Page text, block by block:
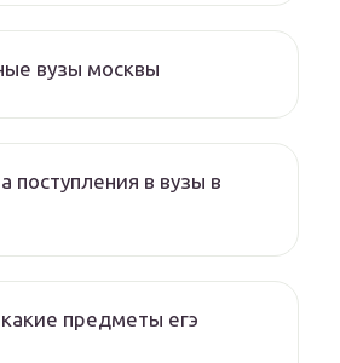
вузы москвы
поступления в вузы в
предметы егэ